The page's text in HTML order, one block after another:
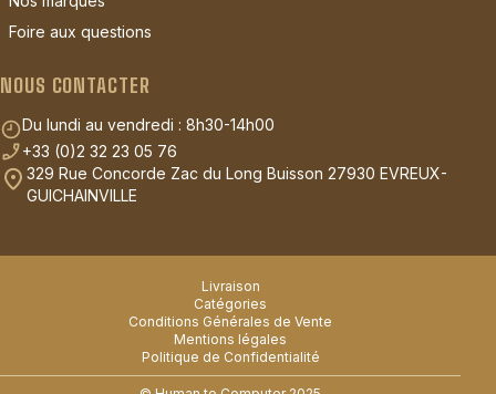
Foire aux questions
NOUS CONTACTER
Du lundi au vendredi : 8h30-14h00
+33 (0)2 32 23 05 76
329 Rue Concorde Zac du Long Buisson 27930 EVREUX-
GUICHAINVILLE
Livraison
Catégories
Conditions Générales de Vente
Mentions légales
Politique de Confidentialité